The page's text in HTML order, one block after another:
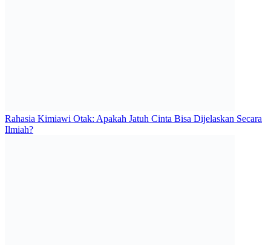
Rahasia Kimiawi Otak: Apakah Jatuh Cinta Bisa Dijelaskan Secara
Ilmiah?